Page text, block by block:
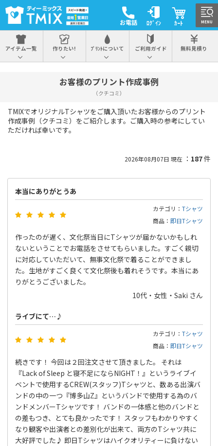
お電話 ﾛｸﾞｲﾝ ｶｰﾄ
アイテム一覧 作りたい! ﾌﾟﾘﾝﾄについて ご利用ガイド 無料見積り
お客様のプリント作成事例
（クチコミ）
TMIXでオリジナルTシャツをご購入頂いたお客様からのプリント
作成事例（クチコミ）をご紹介します。ご購入時の参考にしてい
ただければ幸いです。
2026年08月07日 現在 ： 187件
本当にありがとうあ
カテゴリ： Tシャツ
商品： 即日Tシャツ
作ったのが遅く、文化祭当日にTシャツが届かないかもしれ
ないということでお電話をさせてもらいました。すごく親切
に対応していただいて、無事文化祭で着ることができまし
た。生地がすごく良くて文化祭後も着れそうです。本当にあ
りがとうございました。
10代・女性・Saki さん
ライブにて…♪
カテゴリ： Tシャツ
商品： 即日Tシャツ
続きです！ 今回は２回注文させて頂きました。 それは
『Lack of Sleep と寝不足にならNIGHT！』というライブイ
ベントで使用するCREW(スタッフ)Tシャツと、数ある出演バ
ンドの中の一つ『博多山Z』というバンドで使用する為のバ
ンドメンバーTシャツです！ バンドの一体感と他のバンドと
の差もつき、とても良かったです！ スタッフもわかりやすく
なり観客や出演者との差別化が出来て、両方のTシャツ共に
大好評でした♪ 即日Tシャツはハイクオリティーに負けない
MENU